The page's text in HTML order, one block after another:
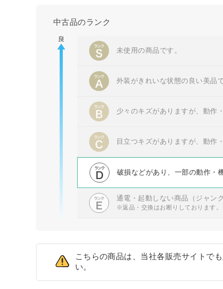
中古品のランク
未使用の商品です。
外装がきれいな状態の良い美品
少々のキズがありますが、動作
目立つキズがありますが、動作
破損などがあり、一部の動作・
通電・起動しない商品（ジャン
※返品・交換はお断りしております。
こちらの商品は、当社各販売サイトで
い。